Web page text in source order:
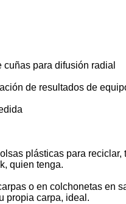
para difusión radial
de resultados de
plásticas para
quien tenga.
o en colchonetas en
propia carpa, ideal.